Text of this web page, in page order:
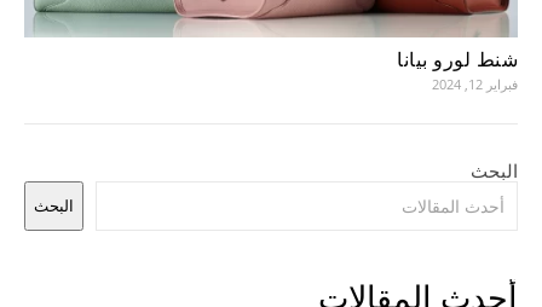
شنط لورو بيانا
فبراير 12, 2024
البحث
البحث
أحدث المقالات